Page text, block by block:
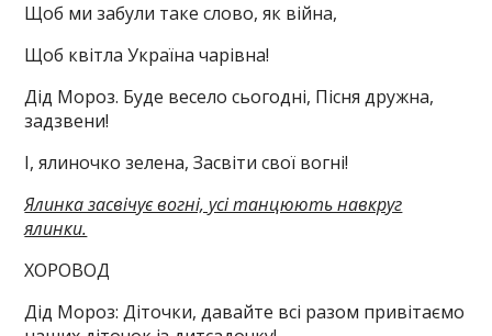
Щоб ми забули таке слово, як війна,
Щоб квітла Україна чарівна!
Дід Мороз. Буде весело сьогодні, Пісня дружна,
задзвени!
І, ялиночко зелена, Засвіти свої вогні!
Ялинка засвічує вогні, усі танцюють навкруг
ялинки.
ХОРОВОД
Дід Мороз: Діточки, давайте всі разом привітаємо